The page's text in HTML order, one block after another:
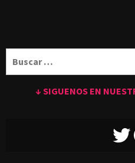
↓ SIGUENOS EN